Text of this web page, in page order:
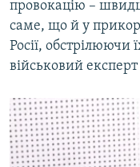
провокацію –
саме, що й у
Росії, обстрілюючи
військовий експерт